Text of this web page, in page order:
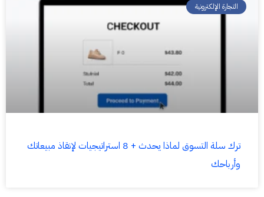
التجارة الإلكترونية
ترك سلة التسوق لماذا يحدث + 8 استراتيجيات لإنقاذ مبيعاتك
وأرباحك